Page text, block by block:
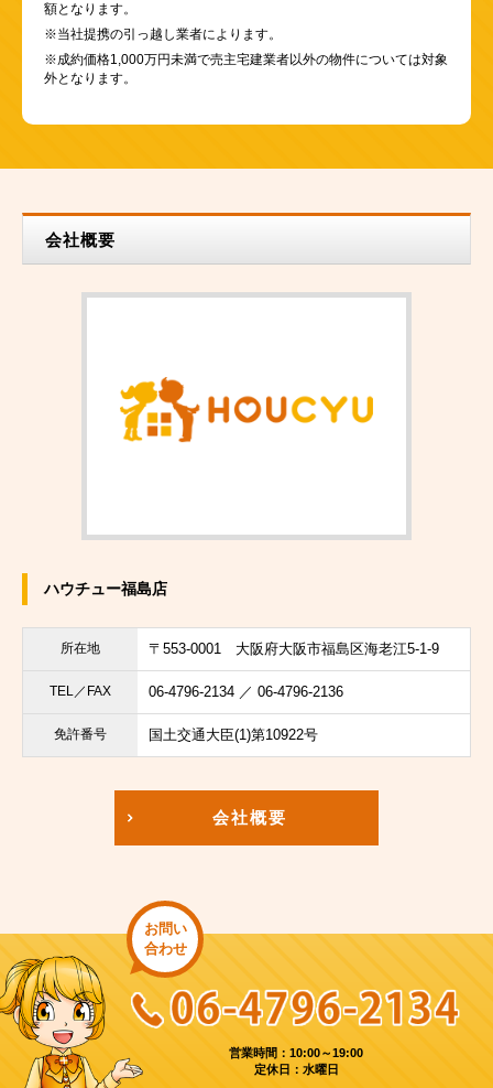
額となります。
※当社提携の引っ越し業者によります。
※成約価格1,000万円未満で売主宅建業者以外の物件については対象
外となります。
会社概要
ハウチュー福島店
所在地 〒553-0001 大阪府大阪市福島区海老江5-1-9
TEL／FAX 06-4796-2134 ／ 06-4796-2136
免許番号 国土交通大臣(1)第10922号
会社概要
お問い
合わせ
営業時間：10:00～19:00
定休日：水曜日